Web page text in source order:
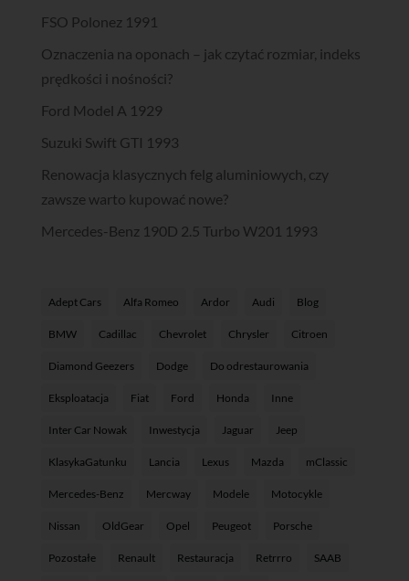
FSO Polonez 1991
Oznaczenia na oponach – jak czytać rozmiar, indeks
prędkości i nośności?
Ford Model A 1929
Suzuki Swift GTI 1993
Renowacja klasycznych felg aluminiowych, czy
zawsze warto kupować nowe?
Mercedes-Benz 190D 2.5 Turbo W201 1993
Adept Cars Alfa Romeo Ardor Audi Blog
BMW Cadillac Chevrolet Chrysler Citroen
Diamond Geezers Dodge Do odrestaurowania
Eksploatacja Fiat Ford Honda Inne
Inter Car Nowak Inwestycja Jaguar Jeep
KlasykaGatunku Lancia Lexus Mazda mClassic
Mercedes-Benz Mercway Modele Motocykle
Nissan OldGear Opel Peugeot Porsche
Pozostałe Renault Restauracja Retrrro SAAB